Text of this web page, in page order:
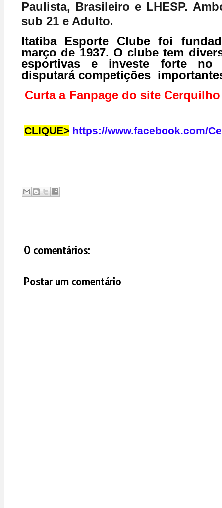
Paulista, Brasileiro e LHESP.
sub 21 e Adulto.
Itatiba Esporte Clube foi
março de 1937. O clube tem
esportivas e investe forte no
disputará competições
Curta a Fanpage do site
CLIQUE> https://www.facebook.com/
0 comentários:
Postar um comentário